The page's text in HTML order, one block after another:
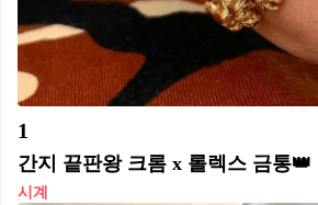
1
간지 끝판왕 크롬 x 롤렉스 금통👑
시계